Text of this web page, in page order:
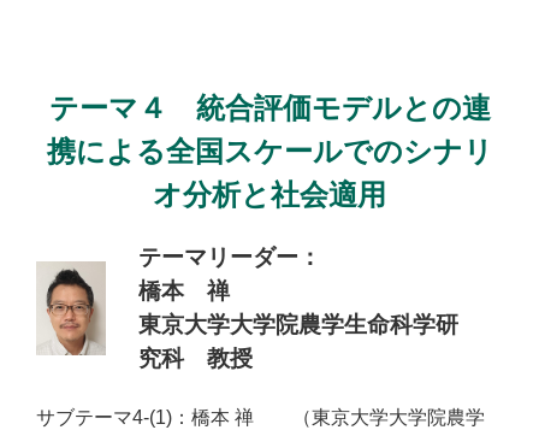
テーマ４ 統合評価モデルとの連
携による全国スケールでのシナリ
オ分析と社会適用
テーマリーダー：
橋本 禅
東京大学大学院農学生命科学研
究科 教授
サブテーマ4-(1)：橋本 禅 （東京大学大学院農学